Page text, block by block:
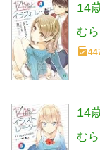
14
む
14
む